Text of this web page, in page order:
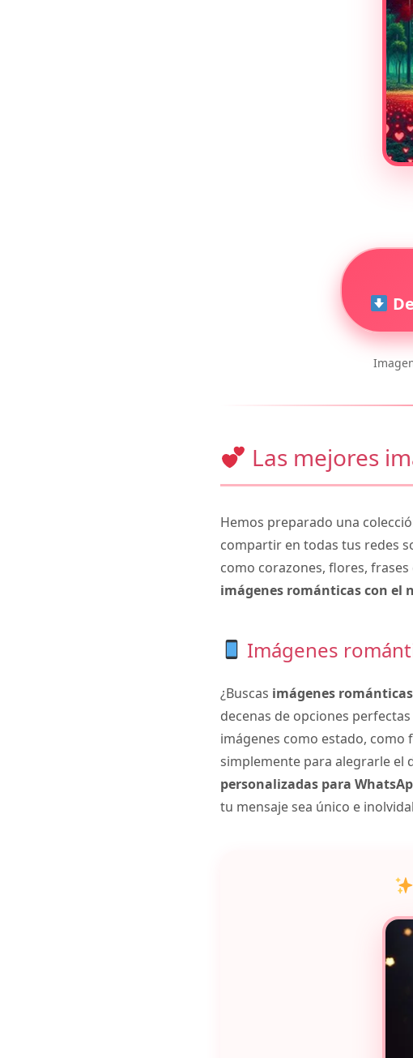
Las mejores
Hemos preparado una
compartir en todas tus redes
como corazones, flores,
imágenes románticas con el
Imágenes
¿Buscas imágenes
decenas de opciones
imágenes como estado, como
simplemente para alegrarle el
personalizadas para
tu mensaje sea único e